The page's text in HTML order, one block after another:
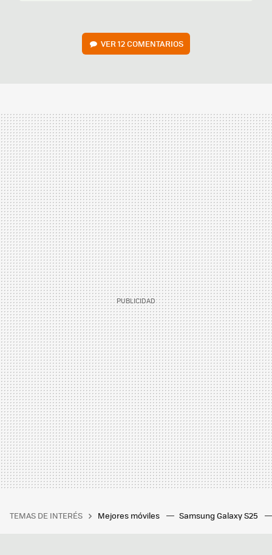
VER12 COMENTARIOS
TEMAS DE INTERÉS Mejores móviles Samsung Galaxy S25